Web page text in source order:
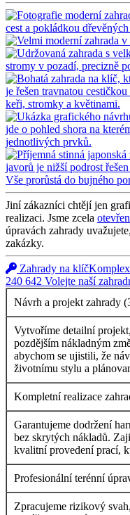
Jiní zákazníci chtějí jen
realizaci. Jsme zcela
úpravách zahrady
zakázky.
Zahrady na klíč
240 642 Volejte naší
Návrh a projekt zahrady
Vytvoříme detailní
pozdějším nákladným
abychom se ujistili, že
životnímu stylu a
Kompletní realizace
Garantujeme dodržení
bez skrytých nákladů.
kvalitní provedení prací,
Profesionální terénní
Zpracujeme rizikový